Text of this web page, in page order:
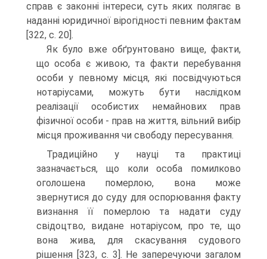
справ є законні інтереси, суть яких полягає в
наданні юридичної вірогідності певним фактам
[322, с. 20].
Як було вже обґрунтовано вище, факти,
що особа є живою, та факти перебування
особи у певному місця, які посвідчуються
нотаріусами, можуть бути наслідком
реалізації особистих немайнових прав
фізичної особи - прав на життя, вільний вибір
місця проживання чи свободу пересування.
Традиційно у науці та практиці
зазначається, що коли особа помилково
оголошена померлою, вона може
звернутися до суду для оспорювання факту
визнання її померлою та надати суду
свідоцтво, видане нотаріусом, про те, що
вона жива, для скасування судового
рішення [323, с. 3]. Не заперечуючи загалом